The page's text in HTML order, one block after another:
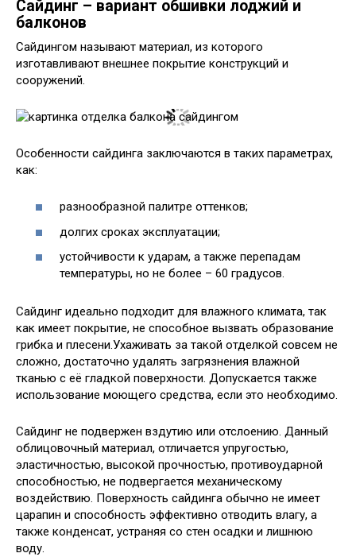
Сайдинг – вариант обшивки лоджий и
балконов
Сайдингом называют материал, из которого
изготавливают внешнее покрытие конструкций и
сооружений.
Особенности сайдинга заключаются в таких параметрах,
как:
разнообразной палитре оттенков;
долгих сроках эксплуатации;
устойчивости к ударам, а также перепадам
температуры, но не более – 60 градусов.
Сайдинг идеально подходит для влажного климата, так
как имеет покрытие, не способное вызвать образование
грибка и плесени.Ухаживать за такой отделкой совсем не
сложно, достаточно удалять загрязнения влажной
тканью с её гладкой поверхности. Допускается также
использование моющего средства, если это необходимо.
Сайдинг не подвержен вздутию или отслоению. Данный
облицовочный материал, отличается упругостью,
эластичностью, высокой прочностью, противоударной
способностью, не подвергается механическому
воздействию. Поверхность сайдинга обычно не имеет
царапин и способность эффективно отводить влагу, а
также конденсат, устраняя со стен осадки и лишнюю
воду.